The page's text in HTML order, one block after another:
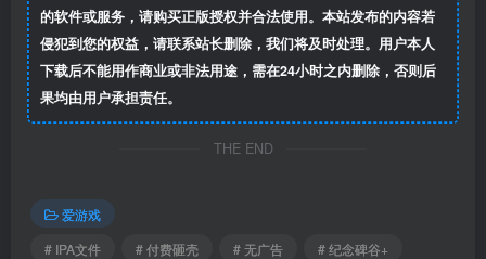
的软件或服务，请购买正版授权并合法使用。本站发布的内容若
侵犯到您的权益，请联系站长删除，我们将及时处理。用户本人
下载后不能用作商业或非法用途，需在24小时之内删除，否则后
果均由用户承担责任。
THE END
爱游戏
# IPA文件
# 付费砸壳 # 无广告 # 纪念碑谷+